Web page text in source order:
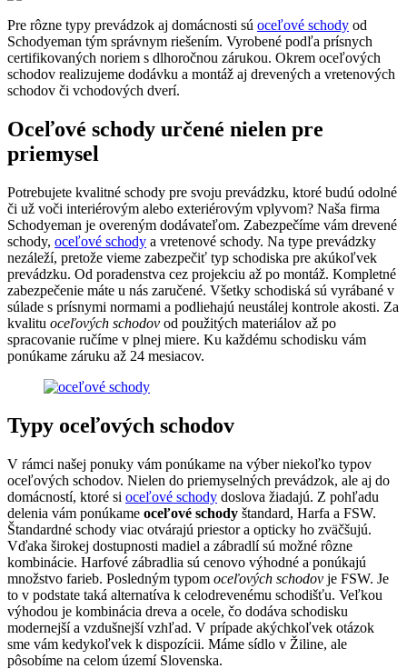
Pre rôzne typy prevádzok aj domácnosti sú oceľové schody od
Schodyeman tým správnym riešením. Vyrobené podľa prísnych
certifikovaných noriem s dlhoročnou zárukou. Okrem oceľových
schodov realizujeme dodávku a montáž aj drevených a vretenových
schodov či vchodových dverí.
Oceľové schody určené nielen pre
priemysel
Potrebujete kvalitné schody pre svoju prevádzku, ktoré budú odolné
či už voči interiérovým alebo exteriérovým vplyvom? Naša firma
Schodyeman je overeným dodávateľom. Zabezpečíme vám drevené
schody, oceľové schody a vretenové schody. Na type prevádzky
nezáleží, pretože vieme zabezpečiť typ schodiska pre akúkoľvek
prevádzku. Od poradenstva cez projekciu až po montáž. Kompletné
zabezpečenie máte u nás zaručené. Všetky schodiská sú vyrábané v
súlade s prísnymi normami a podliehajú neustálej kontrole akosti. Za
kvalitu oceľových schodov od použitých materiálov až po
spracovanie ručíme v plnej miere. Ku každému schodisku vám
ponúkame záruku až 24 mesiacov.
Typy oceľových schodov
V rámci našej ponuky vám ponúkame na výber niekoľko typov
oceľových schodov. Nielen do priemyselných prevádzok, ale aj do
domácností, ktoré si oceľové schody doslova žiadajú. Z pohľadu
delenia vám ponúkame oceľové schody štandard, Harfa a FSW.
Štandardné schody viac otvárajú priestor a opticky ho zväčšujú.
Vďaka širokej dostupnosti madiel a zábradlí sú možné rôzne
kombinácie. Harfové zábradlia sú cenovo výhodné a ponúkajú
množstvo farieb. Posledným typom oceľových schodov je FSW. Je
to v podstate taká alternatíva k celodrevenému schodišťu. Veľkou
výhodou je kombinácia dreva a ocele, čo dodáva schodisku
modernejší a vzdušnejší vzhľad. V prípade akýchkoľvek otázok
sme vám kedykoľvek k dispozícii. Máme sídlo v Žiline, ale
pôsobíme na celom území Slovenska.